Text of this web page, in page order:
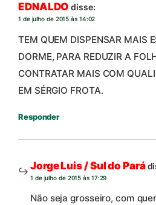
EDNALDO disse:
1 de julho de 2015 às 14:02
TEM QUEM DISPENSAR MAIS
DORME, PARA REDUZIR A
CONTRATAR MAIS COM
EM SÉRGIO FROTA.
Responder
Jorge Luis / Sul do Pará
1 de julho de 2015 às 17:29
Não seja grosseiro, com